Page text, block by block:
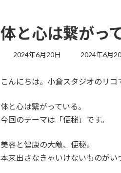
体と心は繋がっ
2024年6月20日
最
新
:
2024年6月
こんにちは。小倉スタジオのリコ
体と心は繋がっている。
今回のテーマは「便秘」です。
美容と健康の大敵、便秘。
本来出さなきゃいけないものがい